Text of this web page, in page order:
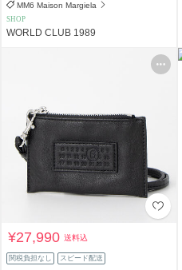
MM6 Maison Margiela
SHOP
WORLD CLUB 1989
¥27,990送料込
関税負担なし スピード配送